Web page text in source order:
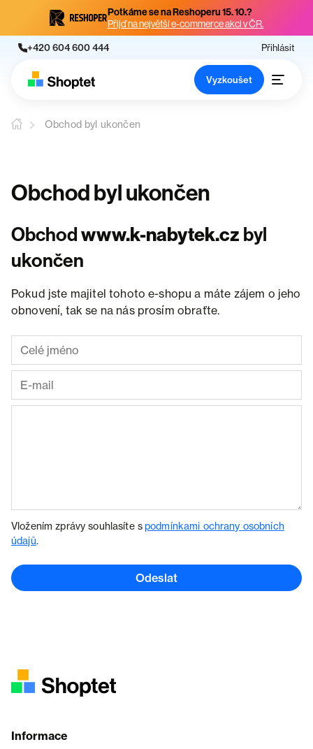
Potkáme se na Reshoperu 15. 10.?
Přijď na největší e-commerce akci v ČR.
+420 604 600 444 Přihlásit
Vyzkoušet
Obchod byl ukončen
Obchod byl ukončen
Obchodwww.k-nabytek.cz byl
ukončen
Pokud jste majitel tohoto e-shopu a máte zájem o jeho
obnovení, tak se na nás prosím obraťte.
Vložením zprávy souhlasíte spodmínkami ochrany osobních
údajů.
Odeslat
Informace